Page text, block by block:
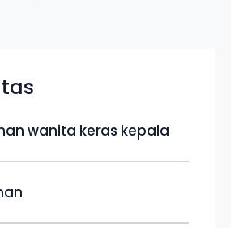
wanita keras kepala